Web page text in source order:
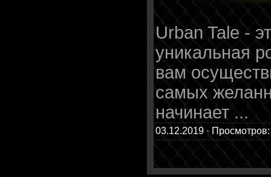
Urban Tale -
уникальная
вам
самых
начинает ...
03.12.2019 ·